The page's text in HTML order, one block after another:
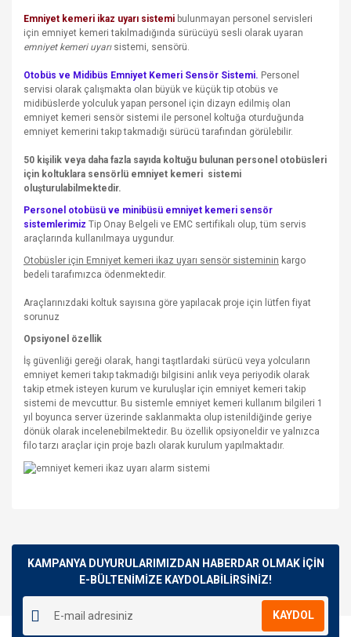
Emniyet kemeri ikaz uyarı sistemi bulunmayan personel servisleri
için emniyet kemeri takılmadığında sürücüyü sesli olarak uyaran
emniyet kemeri uyarısistemi, sensörü.
Otobüs ve Midibüs Emniyet Kemeri Sensör Sistemi. Personel
servisi olarak çalışmakta olan büyük ve küçük tip otobüs ve
midibüslerde yolculuk yapan personel için dizayn edilmiş olan
emniyet kemeri sensör sistemi ile personel koltuğa oturduğunda
emniyet kemerini takıp takmadığı sürücü tarafından görülebilir.
50 kişilik veya daha fazla sayıda koltuğu bulunan personel otobüsleri
için koltuklara sensörlü emniyet kemeri sistemi
oluşturulabilmektedir.
Personel otobüsü ve minibüsü emniyet kemeri sensör
sistemlerimiz Tip Onay Belgeli ve EMC sertifikalı olup, tüm servis
araçlarında kullanılmaya uygundur.
Otobüsler için Emniyet kemeri ikaz uyarı sensör sisteminin kargo
bedeli tarafımızca ödenmektedir.
Araçlarınızdaki koltuk sayısına göre yapılacak proje için lütfen fiyat
sorunuz
Opsiyonel özellik
İş güvenliği gereği olarak, hangi taşıtlardaki sürücü veya yolcuların
emniyet kemeri takıp takmadığı bilgisini anlık veya periyodik olarak
takip etmek isteyen kurum ve kuruluşlar için emniyet kemeri takip
sistemi de mevcuttur. Bu sistemle emniyet kemeri kullanım bilgileri 1
yıl boyunca server üzerinde saklanmakta olup istenildiğinde geriye
dönük olarak incelenebilmektedir. Bu özellik opsiyoneldir ve yalnızca
filo tarzı araçlar için proje bazlı olarak kurulum yapılmaktadır.
Yorum Yaz
kullanarak tarafımıza iletebilirsiniz.
Görüş ve önerileriniz için teşekkür ederiz.
Ürün resmi kalitesiz, bozuk veya görüntülenemiyor.
Ürün açıklamasında eksik bilgiler bulunuyor.
KAMPANYA DUYURULARIMIZDAN HABERDAR OLMAK İÇİN
E-BÜLTENİMİZE KAYDOLABİLİRSİNİZ!
KAYDOL